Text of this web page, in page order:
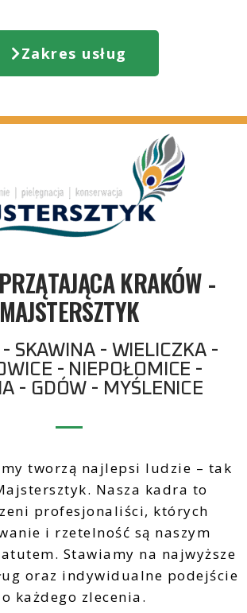
grobów
Zakres usług
KRAKÓW -
MAJSTERSZTYK
- SKAWINA - WIELICZKA -
- NIEPOŁOMICE -
- GDÓW - MYŚLENICE
tworzą najlepsi ludzie – tak
Nasza kadra to
profesjonaliści, których
i rzetelność są naszym
Stawiamy na najwyższe
oraz indywidualne podejście
każdego zlecenia.